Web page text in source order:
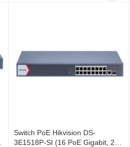
Switch PoE Hikvision DS-
3E1518P-SI (16 PoE Gigabit, 2